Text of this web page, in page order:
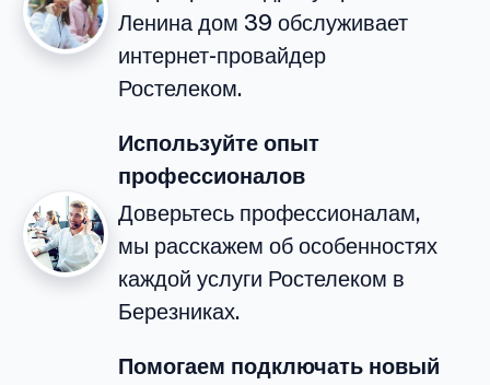
Ленина дом 39 обслуживает
интернет-провайдер
Ростелеком.
Используйте опыт
профессионалов
Доверьтесь профессионалам,
мы расскажем об особенностях
каждой услуги Ростелеком в
Березниках.
Помогаем подключать новый